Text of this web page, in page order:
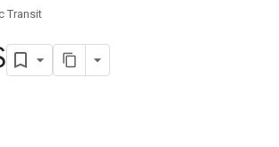
Transit